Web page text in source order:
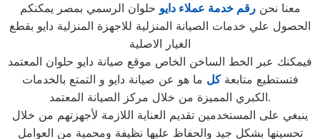
معنا نحنرقم خدمة عملاء دايو حلوان الرسمي بمصر يمكنكم
الحصول علي خدمات الصيانة المنزلية للاجهزة المنزلية دايو بقطع
الغيار الاصلية
فيمكنك عبر الخط الساخن الخاص موقع صيانة دايو حلوان المعتمد
فتستطيع متابعةكل ما هو عن صيانة دايو و التمتع بالخدمات
الكبري المميزة من خلال مركز الصيانة المعتمد.
ينبغي على المستخدمين تقديم العناية اللازمة لأجهزتهم من خلال
تحسينها بشكل جيد والحفاظ عليها نظيفة ومحمية من العوامل